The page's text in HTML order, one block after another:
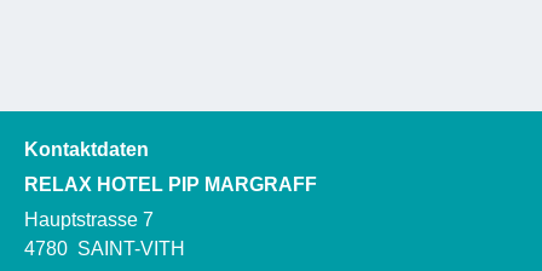
Kontaktdaten
RELAX HOTEL PIP MARGRAFF
Hauptstrasse 7
4780 SAINT-VITH